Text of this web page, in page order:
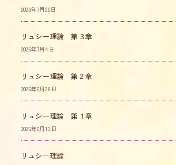
2026年7月20日
リュシー理論 第３章
2026年7月4日
リュシー理論 第２章
2026年6月28日
リュシー理論 第１章
2026年6月13日
リュシー理論